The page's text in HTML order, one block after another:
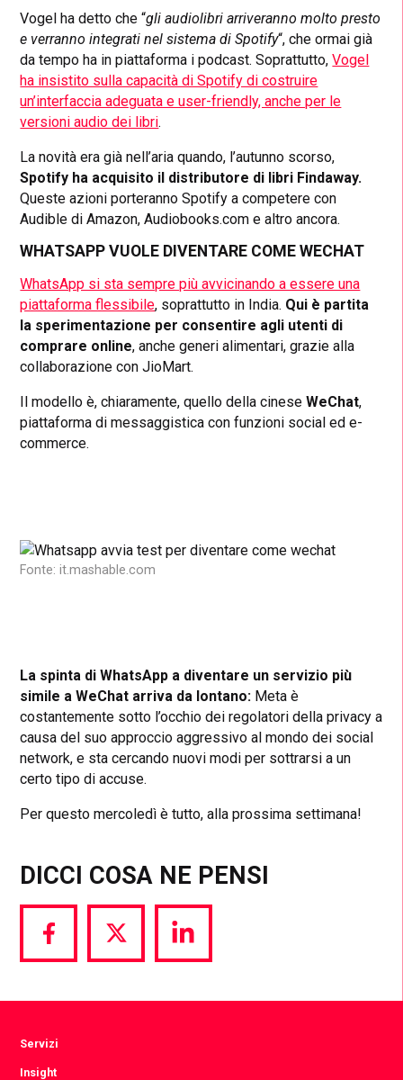
Vogel ha detto che “gli audiolibri arriveranno molto presto
e verranno integrati nel sistema di Spotify“, che ormai già
da tempo ha in piattaforma i podcast. Soprattutto,Vogel
ha insistito sulla capacità di Spotify di costruire
un’interfaccia adeguata e user-friendly, anche per le
versioni audio dei libri.
La novità era già nell’aria quando, l’autunno scorso,
Spotify ha acquisito il distributore di libri Findaway.
Queste azioni porteranno Spotify a competere con
Audible di Amazon, Audiobooks.com e altro ancora.
WHATSAPP VUOLE DIVENTARE COME WECHAT
WhatsApp si sta sempre più avvicinando a essere una
piattaforma flessibile, soprattutto in India. Qui è partita
la sperimentazione per consentire agli utenti di
comprare online, anche generi alimentari, grazie alla
collaborazione con JioMart.
Il modello è, chiaramente, quello della cineseWeChat,
piattaforma di messaggistica con funzioni social ed e-
commerce.
Fonte: it.mashable.com
La spinta di WhatsApp a diventare un servizio più
simile a WeChat arriva da lontano: Meta è
costantemente sotto l’occhio dei regolatori della privacy a
causa del suo approccio aggressivo al mondo dei social
network, e sta cercando nuovi modi per sottrarsi a un
certo tipo di accuse.
Per questo mercoledì è tutto, alla prossima settimana!
DICCI COSA NE PENSI
Share
via
Share
via
Share
via
Servizi
Insight